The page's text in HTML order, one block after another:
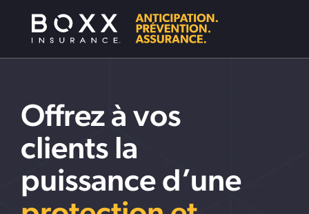
Offrez à vos
clients la
puissance d’une